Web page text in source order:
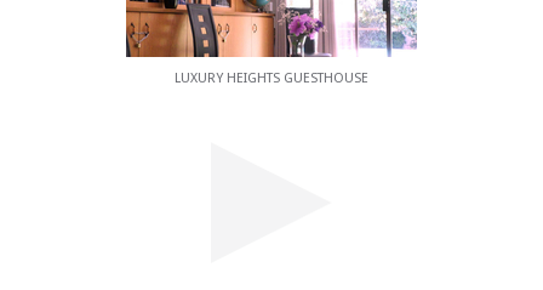
LUXURY HEIGHTS GUESTHOUSE